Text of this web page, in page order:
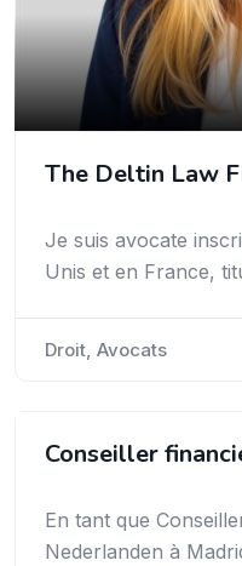
The Deltin Law
Je suis avocate
Unis et en France,
Droit, Avocats
Conseiller
En tant que
Nederlanden à